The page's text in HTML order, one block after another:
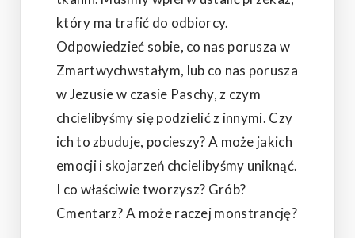
który ma trafić do odbiorcy.
Odpowiedzieć sobie, co nas porusza w
Zmartwychwstałym, lub co nas porusza
w Jezusie w czasie Paschy, z czym
chcielibyśmy się podzielić z innymi. Czy
ich to zbuduje, pocieszy? A może jakich
emocji i skojarzeń chcielibyśmy uniknąć.
I co właściwie tworzysz? Grób?
Cmentarz? A może raczej monstrancję?